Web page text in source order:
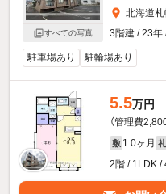
すべての写真
北海道
3階建 / 23年
駐車場あり 駐輪場あり
5.5万円
（管理費
敷 1.0ヶ月
2階 / 1LDK /